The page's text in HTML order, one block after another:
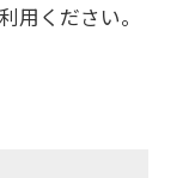
用ください。